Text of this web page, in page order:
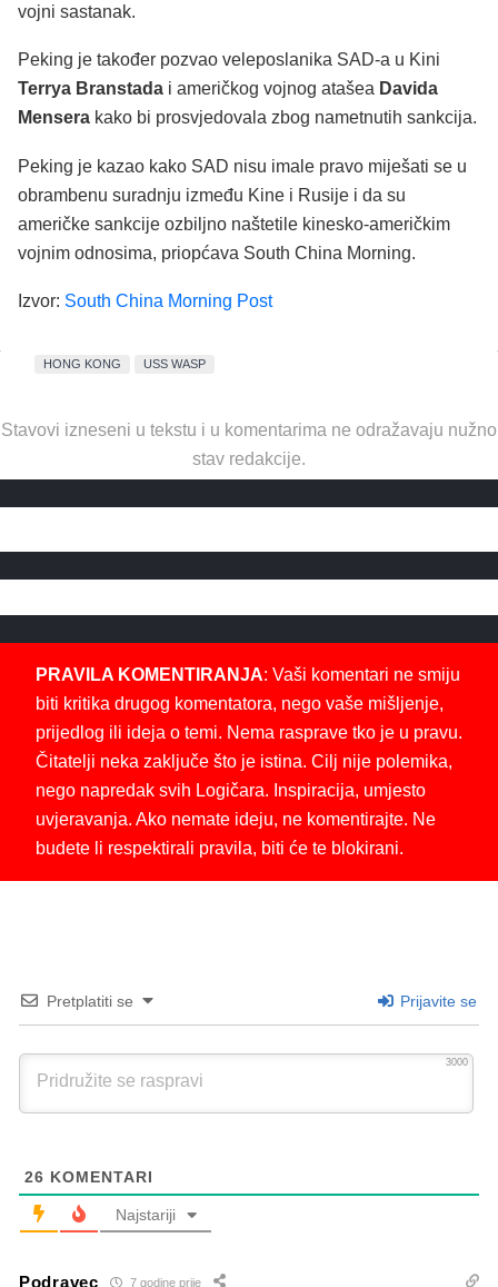
vojni sastanak.
Peking je također pozvao veleposlanika SAD-a u Kini
Terrya Branstada i američkog vojnog atašea Davida
Mensera kako bi prosvjedovala zbog nametnutih sankcija.
Peking je kazao kako SAD nisu imale pravo miješati se u
obrambenu suradnju između Kine i Rusije i da su
američke sankcije ozbiljno naštetile kinesko-američkim
vojnim odnosima, priopćava South China Morning.
Izvor: South China Morning Post
HONG KONG USS WASP
Stavovi izneseni u tekstu i u komentarima ne odražavaju nužno
stav redakcije.
PRAVILA KOMENTIRANJA: Vaši komentari ne smiju
biti kritika drugog komentatora, nego vaše mišljenje,
prijedlog ili ideja o temi. Nema rasprave tko je u pravu.
Čitatelji neka zaključe što je istina. Cilj nije polemika,
nego napredak svih Logičara. Inspiracija, umjesto
uvjeravanja. Ako nemate ideju, ne komentirajte. Ne
budete li respektirali pravila, biti će te blokirani.
Pretplatiti se Prijavite se
3000
26 KOMENTARI
Najstariji
Podravec 7 godine prije